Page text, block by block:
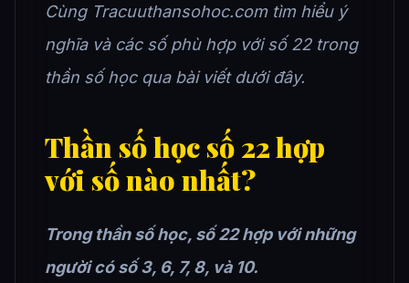
Cùng Tracuuthansohoc.com tìm hiểu ý
nghĩa và các số phù hợp với số 22 trong
thần số học qua bài viết dưới đây.
Thần số học số 22 hợp
với số nào nhất?
Trong thần số học, số 22 hợp với những
người có số 3, 6, 7, 8, và 10.